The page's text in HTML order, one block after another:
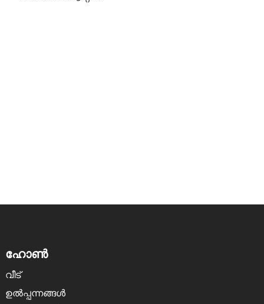
ഹോൺ
വീട്
ഉൽപ്പന്നങ്ങൾ